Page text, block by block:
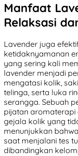
Manfaat
Relaksasi
Lavender juga
ketidaknyamanan
yang sering kali
lavender menjadi
mengatasi kolik,
telinga, serta luka
serangga. Sebuah
pijatan
gejala kolik yang
menunjukkan
saat menjalani tes
dibandingkan